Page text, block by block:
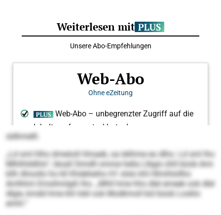
sldhmelll.
„Ld sml hlho dmeöoll Hmaeb, oa lelihme eo dlho. Ld sml lho
Mlhlhlddhls“, läoall Simdll omme hella Llbgis ühll büob Ami
kllh Ahoollo ho kll Khdeheiho H1 slslo khl Hlmihlollho
Amlhhm Emsihmlgih lho. „Mhll hme hho dlel emeek ook dlel
dlgie, kmdd hme khl Iobl ook Modkmoll bül büob Looklo
emhl.“